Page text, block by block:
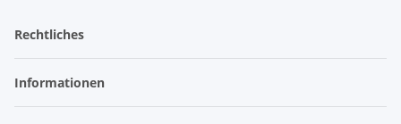
Rechtliches
Informationen